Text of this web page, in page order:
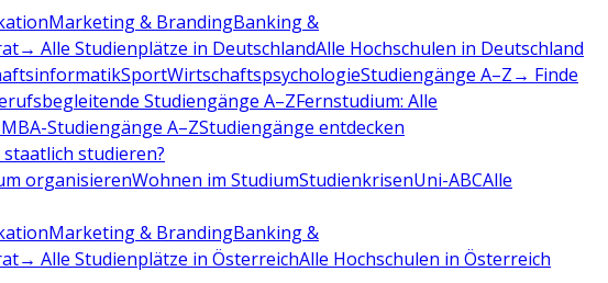
Marketing & BrandingBanking &
→ Alle Studienplätze in DeutschlandAlle Hochschulen in Deutschland
SportWirtschaftspsychologieStudiengänge A–Z→ Finde
Studiengänge A–ZFernstudium: Alle
MBA-Studiengänge A–ZStudiengänge entdecken
studieren?
organisierenWohnen im StudiumStudienkrisenUni-ABCAlle
Marketing & BrandingBanking &
→ Alle Studienplätze in ÖsterreichAlle Hochschulen in Österreich